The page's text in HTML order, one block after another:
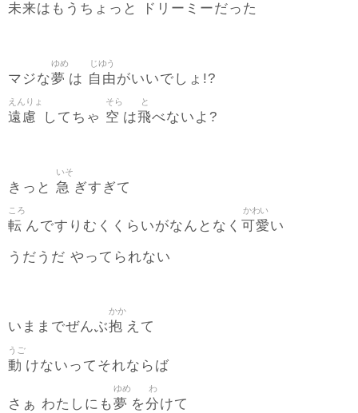
未来はもうちょっと ドリーミーだった
マジな夢
ゆめ
は 自由
じゆう
がいいでしょ!?
遠慮
えんりょ
してちゃ 空
そら
は飛
と
べないよ?
きっと 急
いそ
ぎすぎて
転
ころ
んですりむくくらいがなんとなく 可愛
かわい
い
うだうだ やってられない
いままでぜんぶ抱
かか
えて
動
うご
けないってそれならば
さぁ わたしにも夢
ゆめ
を分
わ
けて